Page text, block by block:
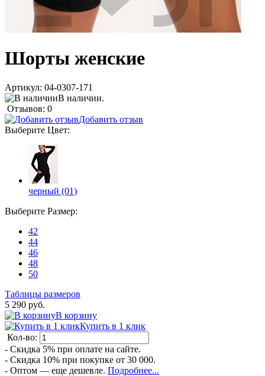
Шорты женские
Артикул: 04-0307-171
В наличии.
Отзывов: 0
Добавить отзыв
Выберите Цвет:
черный (01)
Выберите Размер:
42
44
46
48
50
Таблицы размеров
5 290 руб.
В корзину
Купить в 1 клик
Кол-во:
- Скидка 5% при оплате на сайте.
- Скидка 10% при покупке от 30 000.
- Оптом — еще дешевле. Подробнее...